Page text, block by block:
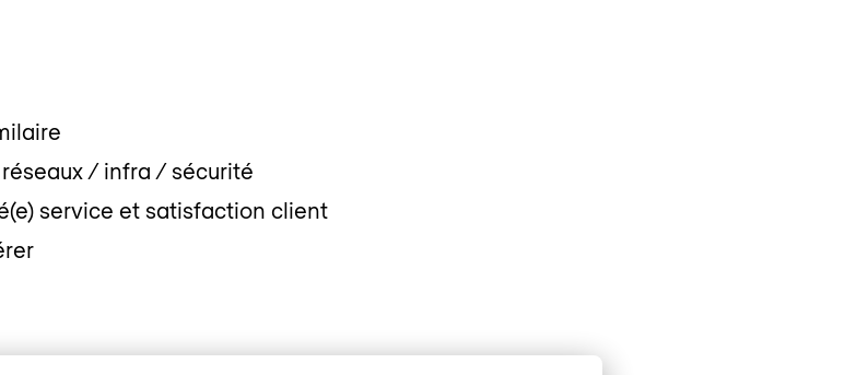
/ infra / sécurité
service et satisfaction client